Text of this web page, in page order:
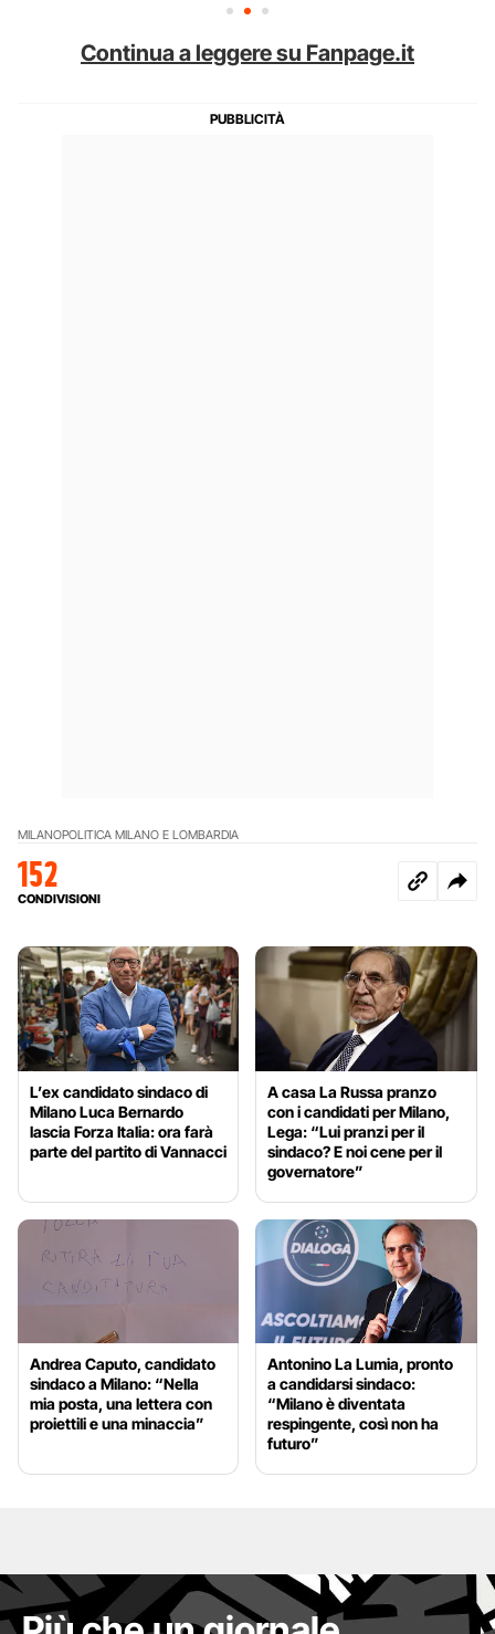
Continua a leggere su Fanpage.it
MILANOPOLITICA MILANO E LOMBARDIA
152
CONDIVISIONI
L’ex candidato sindaco di
Milano Luca Bernardo
lascia Forza Italia: ora farà
parte del partito di Vannacci
A casa La Russa pranzo
con i candidati per Milano,
Lega: “Lui pranzi per il
sindaco? E noi cene per il
governatore”
Andrea Caputo, candidato
sindaco a Milano: “Nella
mia posta, una lettera con
proiettili e una minaccia”
Antonino La Lumia, pronto
a candidarsi sindaco:
“Milano è diventata
respingente, così non ha
futuro”